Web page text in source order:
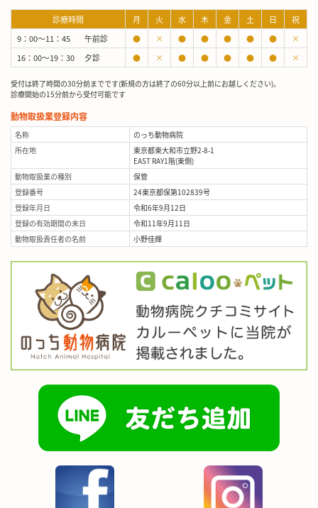
診療時間 月 火 水 木 金 土 日
祝
9：00～11：45
午前診 ● × ● ● ● ● ●
×
16：00～19：30
夕診 ● × ● ● ● ● ● ×
受付は終了時間の30分前までです(新規の方は終了の60分以上前にお越しください)。
診療開始の15分前から受付可能です
動物取扱業登録内容
名称
のっち動物病院
所在地
東京都東大和市立野2-8-1
EAST RAY1階(東側)
動物取扱業の種別
保管
登録番号
24東京都保第102839号
登録年月日
令和6年9月12日
登録の有効期間の末日
令和11年9月11日
動物取扱責任者の名前
小野佳輝